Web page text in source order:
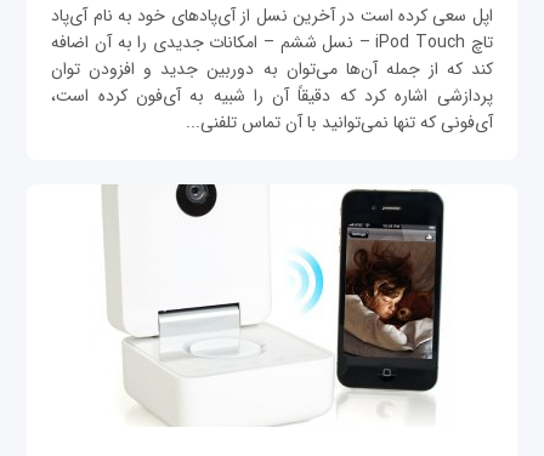
اپل سعی کرده است در آخرین نسل از آی‌پادهای خود به نام آی‌پاد
تاچ iPod Touch – نسل ششم – امکانات جدیدی را به آن اضافه
کند که از جمله آن‌ها می‌توان به دوربین جدید و افزودن توان
پردازشی اشاره کرد که دقیقاً آن را شبیه به آی‌فون کرده است،
آی‌فونی که تنها نمی‌توانید با آن تماس تلفنی...